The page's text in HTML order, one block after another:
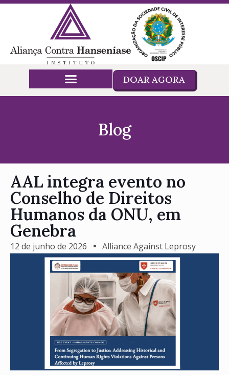
DOAR AGORA
Blog
AAL integra evento no
Conselho de Direitos
Humanos da ONU, em
Genebra
12 de junho de 2026 Alliance Against Leprosy